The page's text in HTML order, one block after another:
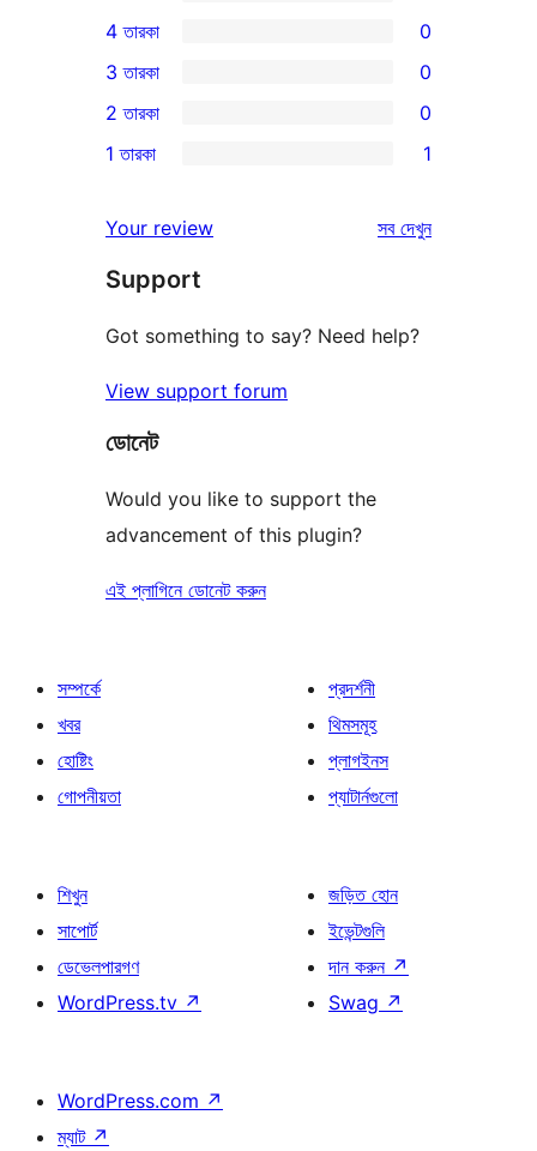
5-
স্টার
রিভিউ
4-
স্টার
রিভিউ
4 তারকা 0
0টি
3-
স্টার
3 তারকা 0
2-
রিভিউ
2 তারকা 0
স্টার
রিভিউ
1 তারকা 1
Your review সবরিভিউ
দেখুন
Support
Got something to say? Need help?
View support forum
ডোনেট
Would you like to support the
advancement of this plugin?
এই প্লাগিনে ডোনেট করুন
সম্পর্কে
খবর
হোষ্টিং
গোপনীয়তা
প্রদর্শনী
থিমসমূহ
প্লাগইনস
প্যাটার্নগুলো
শিখুন
সাপোর্ট
ডেভেলপারগণ
WordPress.tv ↗
জড়িত হোন
ইভেন্টগুলি
দান করুন ↗
Swag ↗
WordPress.com ↗
ম্যাট ↗